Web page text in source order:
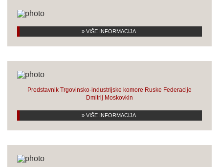
» VIŠE INFORMACIJA
Predstavnik Trgovinsko-industrijske komore Ruske Federacije
Dmitrij Moskovkin
» VIŠE INFORMACIJA